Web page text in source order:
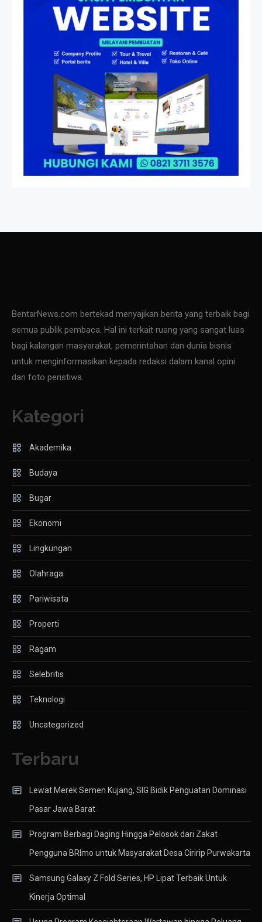
BentarNews.com bertekad menyajikan berita yang terbaik bagi
semua publik pembaca. Hal ini terkait ruang yang sangat luas
bagi kalangan masyarakat, pemerintahan dan dunia bisnis
untuk menginformasikan kepada redaksi dalam kanal opini
dan foto peristiwa.
Kategori
Akademika
Budaya
Bugar
Ekonomi
Lingkungan
Olahraga
Pariwisata
Properti
Ragam
Selebritis
Teknologi
Uncategorized
Terbaru
Lewat Merek Semen Kujang, SIG Bidik Penguatan Dominasi
Pasar Jawa Barat
Program Berbagi Daging Hingga Pelosok dari Zakat
Pengguna BRImo untuk Masyarakat Desa Ciririp Purwakarta
Samsung Galaxy Z Fold Series, HP Lipat Terbaik Untuk
Kinerja Optimal